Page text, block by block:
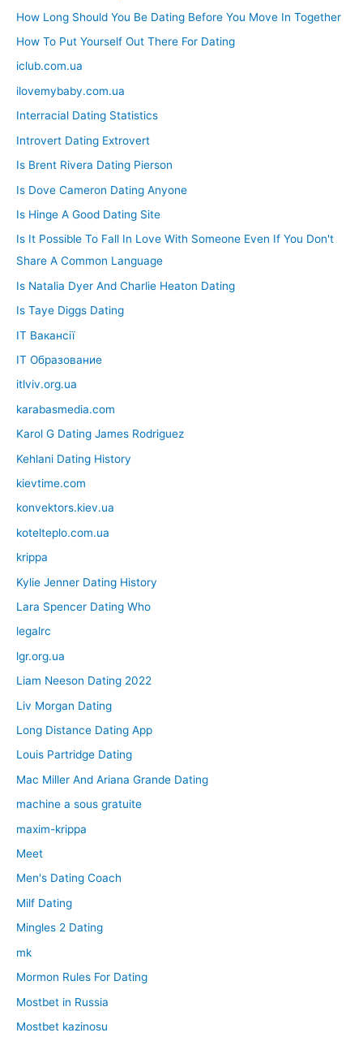
How Long Should You Be Dating Before You Move In Together
How To Put Yourself Out There For Dating
iclub.com.ua
ilovemybaby.com.ua
Interracial Dating Statistics
Introvert Dating Extrovert
Is Brent Rivera Dating Pierson
Is Dove Cameron Dating Anyone
Is Hinge A Good Dating Site
Is It Possible To Fall In Love With Someone Even If You Don't
Share A Common Language
Is Natalia Dyer And Charlie Heaton Dating
Is Taye Diggs Dating
IT Вакансії
IT Образование
itlviv.org.ua
karabasmedia.com
Karol G Dating James Rodriguez
Kehlani Dating History
kievtime.com
konvektors.kiev.ua
kotelteplo.com.ua
krippa
Kylie Jenner Dating History
Lara Spencer Dating Who
legalrc
lgr.org.ua
Liam Neeson Dating 2022
Liv Morgan Dating
Long Distance Dating App
Louis Partridge Dating
Mac Miller And Ariana Grande Dating
machine a sous gratuite
maxim-krippa
Meet
Men's Dating Coach
Milf Dating
Mingles 2 Dating
mk
Mormon Rules For Dating
Mostbet in Russia
Mostbet kazinosu